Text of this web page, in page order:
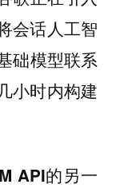
会话人工智
础模型联系
小时内构建
API的另一